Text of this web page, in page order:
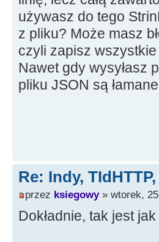
używasz do tego
z pliku? Może masz
czyli zapisz
Nawet gdy wysyłasz
pliku JSON są
Re: Indy,
przez ksiegowy» wtorek,
Dokładnie, tak jest